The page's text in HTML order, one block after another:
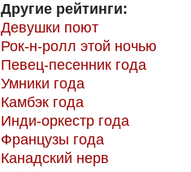
Другие рейтинги:
Девушки поют
Рок-н-ролл этой ночью
Певец-песенник года
Умники года
Камбэк года
Инди-оркестр года
Французы года
Канадский нерв